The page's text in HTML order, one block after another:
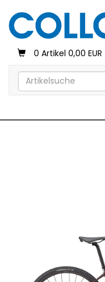
0 Artikel 0,00 EUR